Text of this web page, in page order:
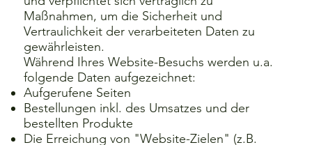
Maßnahmen, um die Sicherheit und
Vertraulichkeit der verarbeiteten Daten zu
gewährleisten.
Während Ihres Website-Besuchs werden u.a.
folgende Daten aufgezeichnet:
Aufgerufene Seiten
Bestellungen inkl. des Umsatzes und der
bestellten Produkte
Die Erreichung von "Website-Zielen" (z.B.